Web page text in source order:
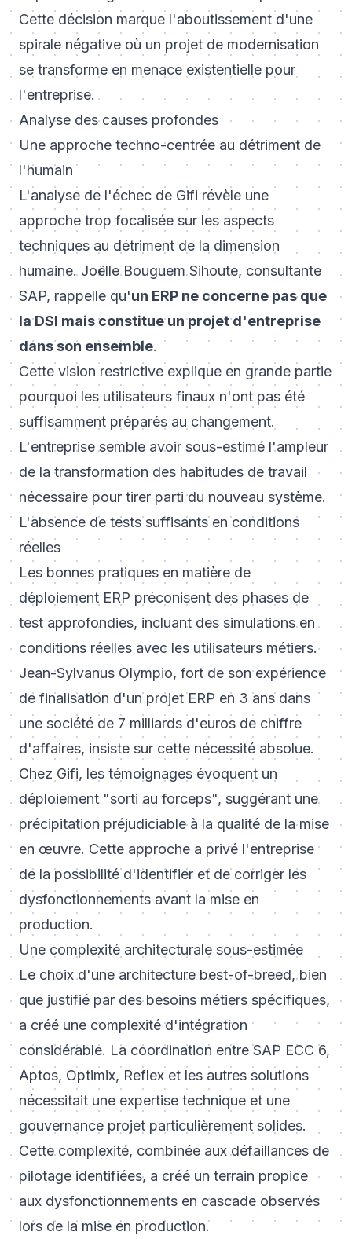
Cette décision marque l'aboutissement d'une
spirale négative où un projet de modernisation
se transforme en menace existentielle pour
l'entreprise.
Analyse des causes profondes
Une approche techno-centrée au détriment de
l'humain
L'analyse de l'échec de Gifi révèle une
approche trop focalisée sur les aspects
techniques au détriment de la dimension
humaine. Joëlle Bouguem Sihoute, consultante
SAP, rappelle qu'un ERP ne concerne pas que
la DSI mais constitue un projet d'entreprise
dans son ensemble.
Cette vision restrictive explique en grande partie
pourquoi les utilisateurs finaux n'ont pas été
suffisamment préparés au changement.
L'entreprise semble avoir sous-estimé l'ampleur
de la transformation des habitudes de travail
nécessaire pour tirer parti du nouveau système.
L'absence de tests suffisants en conditions
réelles
Les bonnes pratiques en matière de
déploiement ERP préconisent des phases de
test approfondies, incluant des simulations en
conditions réelles avec les utilisateurs métiers.
Jean-Sylvanus Olympio, fort de son expérience
de finalisation d'un projet ERP en 3 ans dans
une société de 7 milliards d'euros de chiffre
d'affaires, insiste sur cette nécessité absolue.
Chez Gifi, les témoignages évoquent un
déploiement "sorti au forceps", suggérant une
précipitation préjudiciable à la qualité de la mise
en œuvre. Cette approche a privé l'entreprise
de la possibilité d'identifier et de corriger les
dysfonctionnements avant la mise en
production.
Une complexité architecturale sous-estimée
Le choix d'une architecture best-of-breed, bien
que justifié par des besoins métiers spécifiques,
a créé une complexité d'intégration
considérable. La coordination entre SAP ECC 6,
Aptos, Optimix, Reflex et les autres solutions
nécessitait une expertise technique et une
gouvernance projet particulièrement solides.
Cette complexité, combinée aux défaillances de
pilotage identifiées, a créé un terrain propice
aux dysfonctionnements en cascade observés
lors de la mise en production.